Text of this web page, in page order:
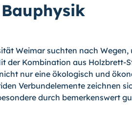
Weimar suchten nach Wegen,
der Kombination aus Holzbrett-
nur eine ökologisch und
Verbundelemente zeichnen
durch bemerkenswert